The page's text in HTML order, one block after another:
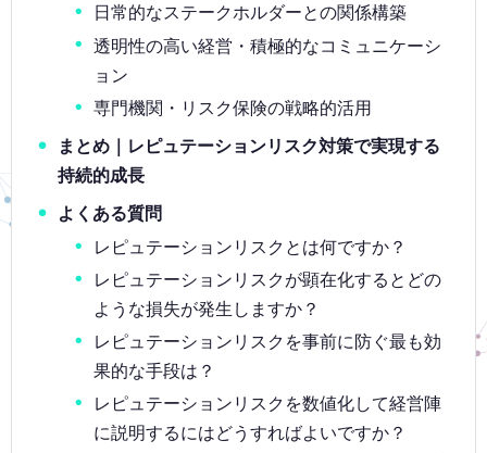
日常的なステークホルダーとの関係構築
透明性の高い経営・積極的なコミュニケーシ
ョン
専門機関・リスク保険の戦略的活用
まとめ｜レピュテーションリスク対策で実現する
持続的成長
よくある質問
レピュテーションリスクとは何ですか？
レピュテーションリスクが顕在化するとどの
ような損失が発生しますか？
レピュテーションリスクを事前に防ぐ最も効
果的な手段は？
レピュテーションリスクを数値化して経営陣
に説明するにはどうすればよいですか？